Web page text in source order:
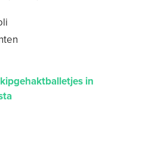
kipgehaktballetjes in